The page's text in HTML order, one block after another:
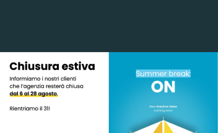
Creatività vincenti
per il tuo successo.
Dal web design al posizionamento online, dal
digital marketing all'advertising, dalla